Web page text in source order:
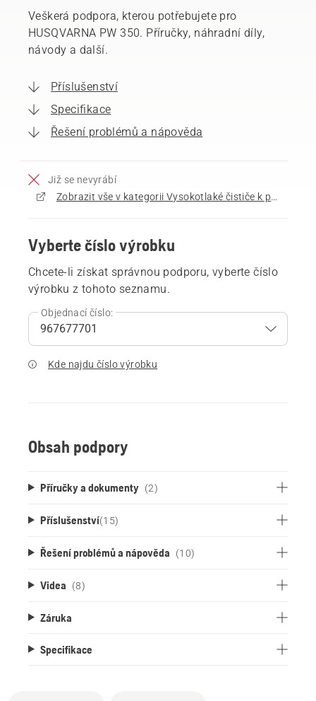
Veškerá podpora, kterou potřebujete pro
HUSQVARNA PW 350. Příručky, náhradní díly,
návody a další.
Příslušenství
Specifikace
Řešení problémů a nápověda
Již se nevyrábí
Zobrazit vše v kategorii Vysokotlaké čističe k prodeji
Vyberte číslo výrobku
Chcete-li získat správnou podporu, vyberte číslo
výrobku z tohoto seznamu.
Objednací číslo:
Kde najdu číslo výrobku
Obsah podpory
Příručky a dokumenty (2)
Příslušenství(15)
Řešení problémů a nápověda (10)
Videa (8)
Záruka
Specifikace